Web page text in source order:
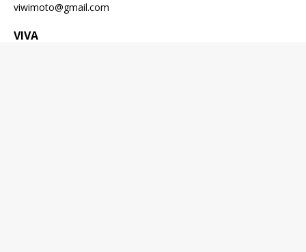
viwimoto@gmail.com
VIVA